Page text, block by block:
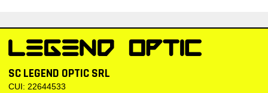
SC LEGEND OPTIC SRL
CUI: 22644533